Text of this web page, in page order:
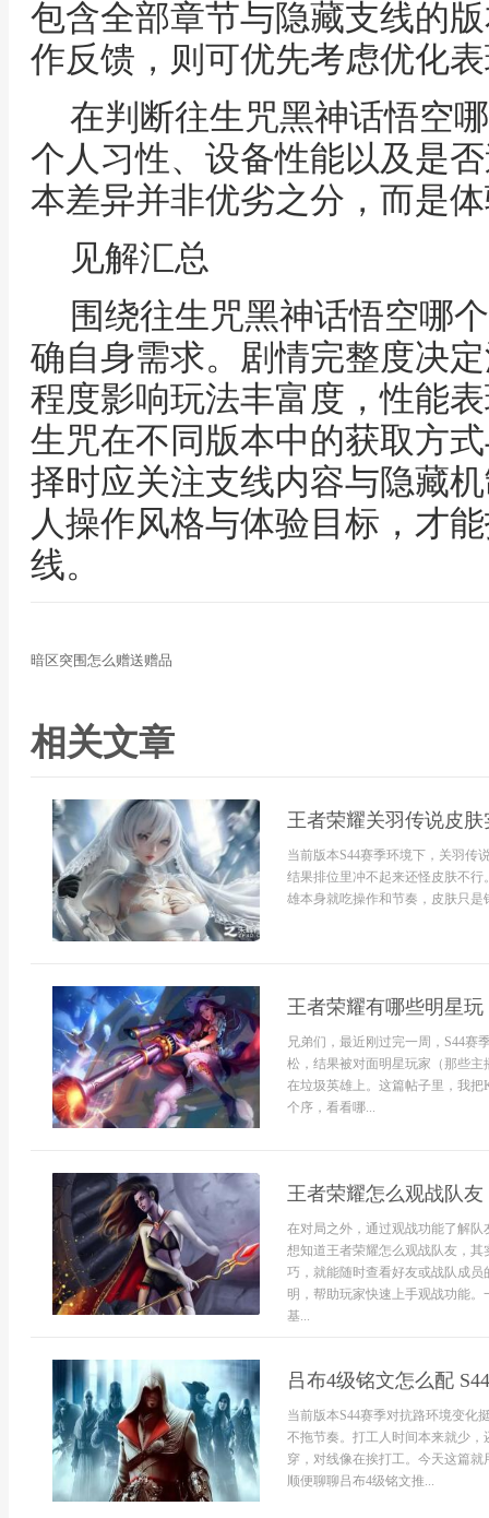
包含全部章节与隐藏支线的
作反馈，则可优先考虑优化
在判断往生咒黑神话悟空
个人习性、设备性能以及是
本差异并非优劣之分，而是
见解汇总
围绕往生咒黑神话悟空哪
确自身需求。剧情完整度决
程度影响玩法丰富度，性能
生咒在不同版本中的获取方
择时应关注支线内容与隐藏
人操作风格与体验目标，才
线。
暗区突围怎么赠送赠品
相关文章
王者荣耀关羽传说皮
当前版本S44赛季环境下，关羽传
结果排位里冲不起来还怪皮肤不
雄本身就吃操作和节奏，皮肤只是
王者荣耀有哪些明星
兄弟们，最近刚过完一周，S44赛
松，结果被对面明星玩家（那些
在垃圾英雄上。这篇帖子里，我
个序，看看哪...
王者荣耀怎么观战队友
在对局之外，通过观战功能了解
想知道王者荣耀怎么观战队友，
巧，就能随时查看好友或战队成
明，帮助玩家快速上手观战功能
基...
吕布4级铭文怎么配
当前版本S44赛季对抗路环境变化
不拖节奏。打工人时间本来就少
穿，对线像在挨打工。今天这篇
顺便聊聊吕布4级铭文推...